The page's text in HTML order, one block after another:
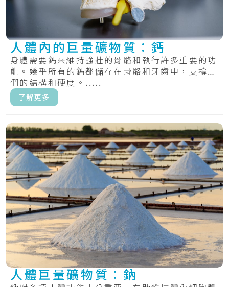
人體內的巨量礦物質：鈣
身體需要鈣來維持強壯的骨骼和執行許多重要的功
能。幾乎所有的鈣都儲存在骨骼和牙齒中，支撐它
們的結構和硬度。.....
了解更多
人體巨量礦物質：鈉